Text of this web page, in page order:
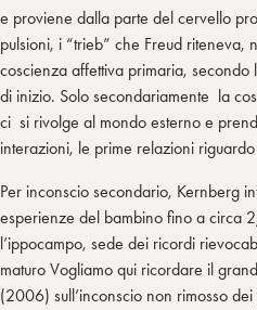
e proviene dalla parte del cervello
pulsioni, i “trieb” che Freud riteneva,
coscienza affettiva primaria,
di inizio. Solo secondariamente la
ci si rivolge al mondo esterno e
interazioni, le prime relazioni riguardo
Per inconscio secondario, Kernberg
esperienze del bambino fino a circa
l’ippocampo, sede dei ricordi
maturo Vogliamo qui ricordare il
(2006) sull’inconscio non rimosso